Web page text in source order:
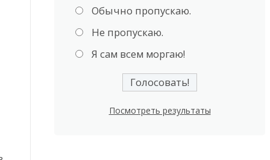
Обычно пропускаю.
Не пропускаю.
Я сам всем моргаю!
Посмотреть результаты